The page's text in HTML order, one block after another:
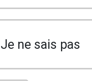
Je ne sais pas